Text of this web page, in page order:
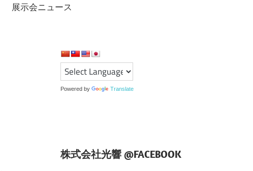
展示会ニュース
Powered by Translate
株式会社光響 @FACEBOOK